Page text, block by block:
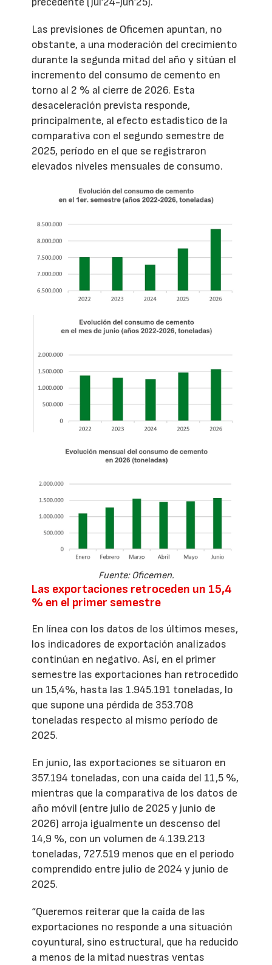
Las previsiones de Oficemen apuntan, no
obstante, a una moderación del crecimiento
durante la segunda mitad del año y sitúan el
incremento del consumo de cemento en
torno al 2 % al cierre de 2026. Esta
desaceleración prevista responde,
principalmente, al efecto estadístico de la
comparativa con el segundo semestre de
2025, período en el que se registraron
elevados niveles mensuales de consumo.
Fuente: Oficemen.
Las exportaciones retroceden un 15,4
% en el primer semestre
En línea con los datos de los últimos meses,
los indicadores de exportación analizados
continúan en negativo. Así, en el primer
semestre las exportaciones han retrocedido
un 15,4%, hasta las 1.945.191 toneladas, lo
que supone una pérdida de 353.708
toneladas respecto al mismo período de
2025.
En junio, las exportaciones se situaron en
357.194 toneladas, con una caída del 11,5 %,
mientras que la comparativa de los datos de
año móvil (entre julio de 2025 y junio de
2026) arroja igualmente un descenso del
14,9 %, con un volumen de 4.139.213
toneladas, 727.519 menos que en el periodo
comprendido entre julio de 2024 y junio de
2025.
“Queremos reiterar que la caída de las
exportaciones no responde a una situación
coyuntural, sino estructural, que ha reducido
a menos de la mitad nuestras ventas